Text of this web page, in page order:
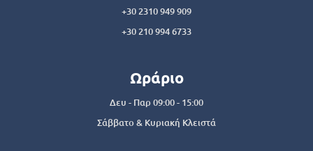
+30 2310 949 909
+30 210 994 6733
Ωράριο
Δευ - Παρ 09:00 - 15:00
Σάββατο & Κυριακή Κλειστά